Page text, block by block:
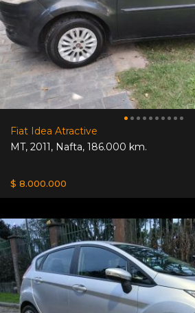
Fiat Idea Atractive
MT, 2011, Nafta, 186.000 km.
$ 8.000.000